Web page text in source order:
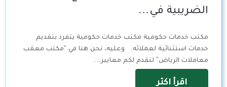
الضريبية في…
مكتب خدمات حكومية مكتب خدمات حكومية يتفرد بتقديم
خدمات استثنائية لعملائه. وعليه، نحن هنا في “مكتب معقب
معاملات الرياض” لنقدم لكم معايير…
اقرأ اكثر